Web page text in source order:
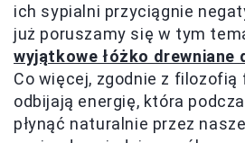
ich sypialni przyciągnie
już poruszamy się w tym
wyjątkowe łóżko drewniane
Co więcej, zgodnie z filozofią
odbijają energię, która
płynąć naturalnie przez